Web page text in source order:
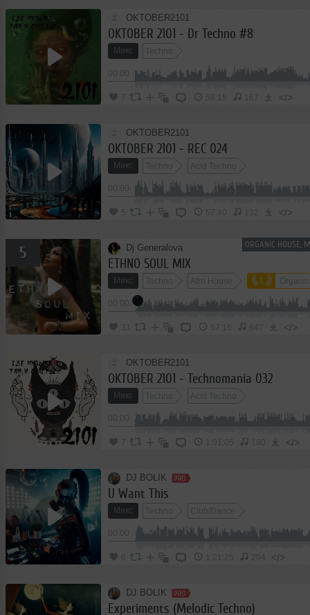
OKTOBER2101
OKTOBER 2101 - Dr Techno #8
Микс Techno
7 58:15 167 </>
OKTOBER2101
OKTOBER 2101 - REC 024
Микс Techno Acid Techno
5 57:40 132 </>
ORGANIC
5 Dj Generalova
ETHNO SOUL MIX
Микс Techno Afro House 1
31 57:16 647 </>
OKTOBER2101
OKTOBER 2101 - Technomania 032
Микс Techno Acid Techno
7 1:01:05 </>
DJ BOLIK
U Want This
Микс Techno Club/Dance
6 1:21:25 294 </>
DJ BOLIK
Experiments (Melodic Techno)